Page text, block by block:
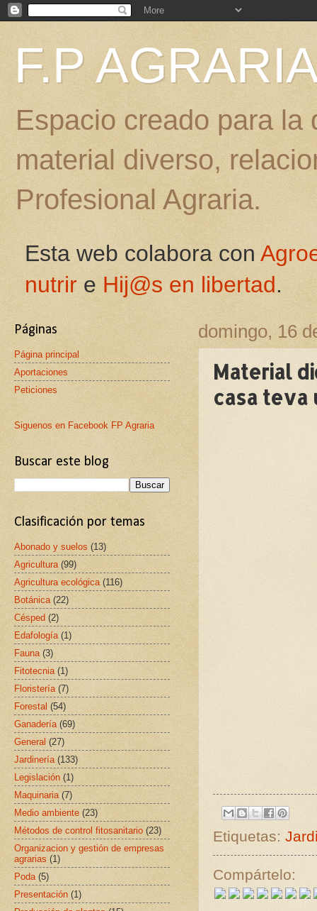
F.P
Espacio creado para
material diverso,
Profesional Agraria.
Esta web colabora con
nutrir e Hij@s en libertad.
domingo, 16
Material
casa teva
Etiquetas:
Compártelo:
Páginas
Página principal
Aportaciones
Peticiones
Siguenos en Facebook FP Agraria
Buscar este blog
Clasificación por temas
Abonado y suelos (13)
Agricultura (99)
Agricultura ecológica (116)
Botánica (22)
Césped (2)
Edafología (1)
Fauna (3)
Fitotecnia (1)
Floristería (7)
Forestal (54)
Ganadería (69)
General (27)
Jardinería (133)
Legislación (1)
Maquinaria (7)
Medio ambiente (23)
Métodos de control fitosanitario (23)
Organizacion y gestión de empresas
agrarias (1)
Poda (5)
Presentación (1)